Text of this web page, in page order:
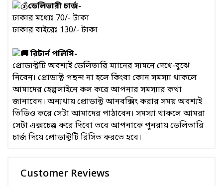
ডেলিভারী চার্জ-
ঢাকার মধ্যেঃ 70/- টাকা
ঢাকার বাইরেঃ 130/- টাকা
রিটার্ন পলিসি-
প্রোডাক্টটি অবশ্যই ডেলিভারি ম্যানের সামনে দেখে-বুঝে
নিবেন। প্রোডাক্ট পছন্দ না হলে কিংবা কোন সমস্যা থাকলে
আমাদের হেল্পলাইনে কল করে আপনার সমস্যার কথা
জানাবেন। অন্যথায় প্রোডাক্ট আনবক্সিং করার সময় অবশ্যই
ভিডিও করে সেটা আমাদের পাঠাবেন। সমস্যা থাকলে আমরা
সেটা এক্সচেঞ্জ করে দিবো তবে আপনাকে পুনরায় ডেলিভারি
চার্জ দিয়ে প্রোডাক্টটি রিসিভ করতে হবে।
Customer Reviews